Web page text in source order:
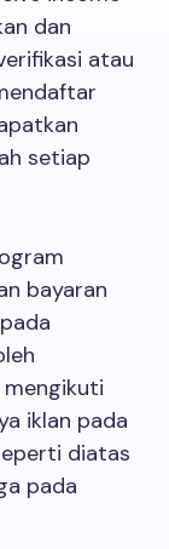
dan
atau
setiap
bayaran
iklan pada
diatas
pada